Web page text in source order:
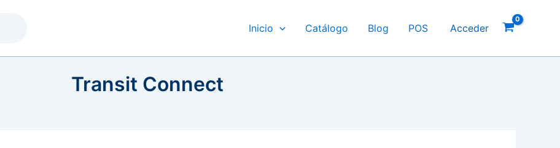
Inicio Catálogo Blog POS Acceder
Transit Connect